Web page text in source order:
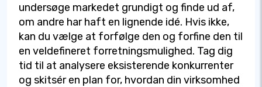
undersøge markedet grundigt og finde ud af,
om andre har haft en lignende idé. Hvis ikke,
kan du vælge at forfølge den og forfine den til
en veldefineret forretningsmulighed. Tag dig
tid til at analysere eksisterende konkurrenter
og skitsér en plan for, hvordan din virksomhed